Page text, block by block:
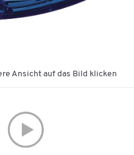
Ansicht auf das Bild klicken